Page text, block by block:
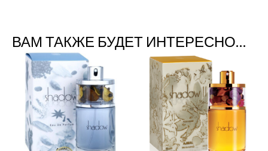
ВАМ ТАКЖЕ БУДЕТ ИНТЕРЕСНО…